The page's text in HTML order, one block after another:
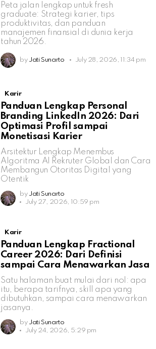
Peta jalan lengkap untuk fresh
graduate: Strategi karier, tips
produktivitas, dan panduan
manajemen finansial di dunia kerja
tahun 2026.
by Jati Sunarto July 28, 2026, 11:34 pm
Karir
Panduan Lengkap Personal
Branding LinkedIn 2026: Dari
Optimasi Profil sampai
Monetisasi Karier
Arsitektur Lengkap Menembus
Algoritma AI Rekruter Global dan Cara
Membangun Otoritas Digital yang
Otentik
by Jati Sunarto
July 27, 2026, 10:59 pm
Karir
Panduan Lengkap Fractional
Career 2026: Dari Definisi
sampai Cara Menawarkan Jasa
Satu halaman buat mulai dari nol: apa
itu, berapa tarifnya, skill apa yang
dibutuhkan, sampai cara menawarkan
jasanya.
by Jati Sunarto
July 24, 2026, 5:29 pm